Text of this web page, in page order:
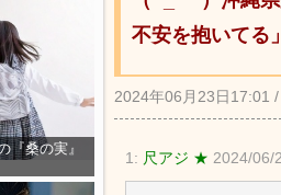
『桑の実』
不安を抱いてる
2024年06月23日17:01 /
1: 尺アジ ★ 2024/06/